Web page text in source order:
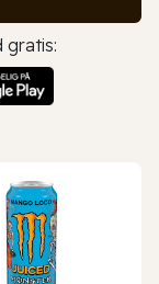
gratis: